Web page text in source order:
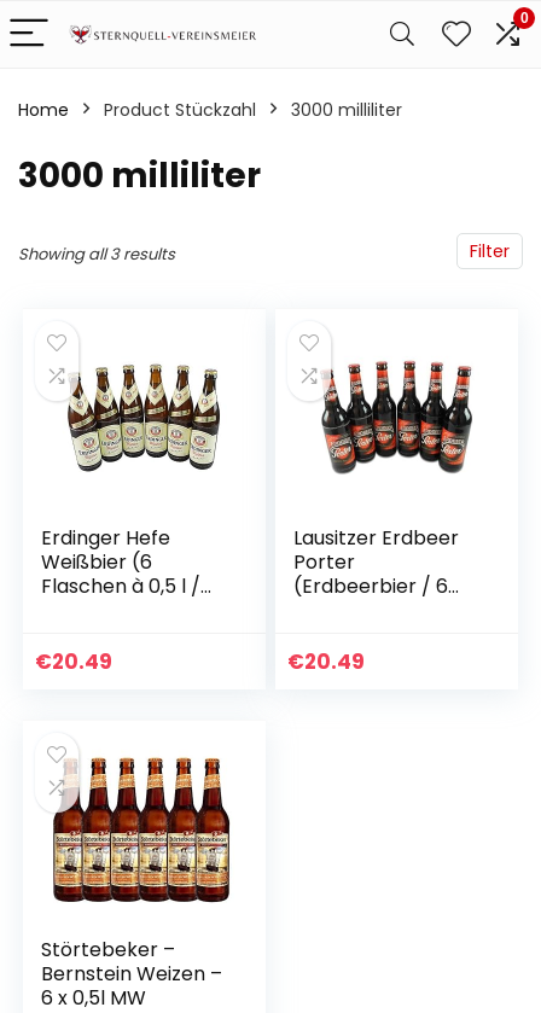
0
Home Product Stückzahl ‎3000 milliliter
‎3000 milliliter
Filter
Showing all 3 results
Erdinger Hefe
Weißbier (6
Flaschen à 0,5 l /
€20.49
Lausitzer Erdbeer
Porter
(Erdbeerbier / 6
€20.49
Störtebeker –
Bernstein Weizen –
6 x 0,5l MW